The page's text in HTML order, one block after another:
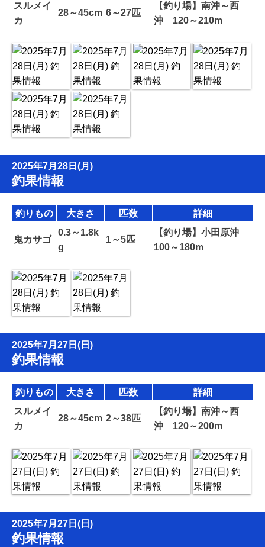
スルメイ
カ
28～45cm 6～27匹
【釣り場】南沖～西
沖 120～210m
2025年7月28日(月)
釣果情報
釣りもの 大きさ 匹数 詳細
鬼カサゴ
0.3～1.8k
g
1～5匹
【釣り場】小田原沖
100～180m
2025年7月27日(日)
釣果情報
釣りもの 大きさ 匹数
詳細
スルメイ
カ
28～45cm 2～38匹
【釣り場】南沖～西
沖 120～200m
2025年7月27日(日)
釣果情報